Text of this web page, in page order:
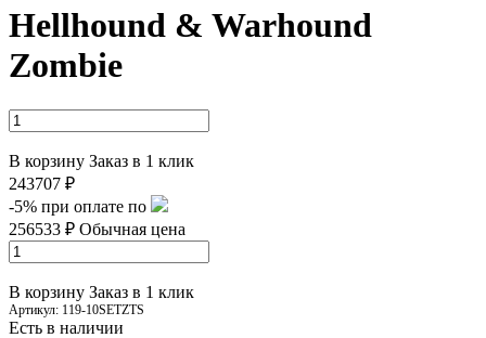
Hellhound & Warhound
Zombie
В корзину Заказ в 1 клик
243707 ₽
-5% при оплате по
256533 ₽ Обычная цена
В корзину Заказ в 1 клик
Артикул: 119-10SETZTS
Есть в наличии